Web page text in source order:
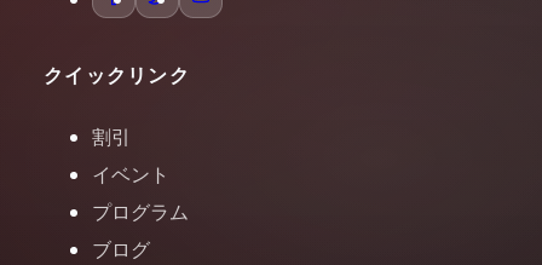
クイックリンク
割引
イベント
プログラム
ブログ